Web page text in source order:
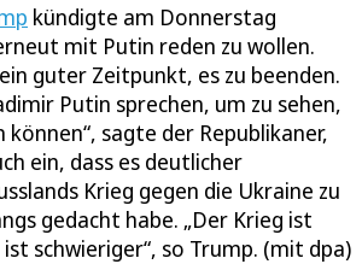
kündigte am Donnerstag
mit Putin reden zu wollen.
guter Zeitpunkt, es zu beenden.
Putin sprechen, um zu sehen,
können“, sagte der Republikaner,
ein, dass es deutlicher
Krieg gegen die Ukraine zu
gedacht habe. „Der Krieg ist
schwieriger“, so Trump. (mit dpa)